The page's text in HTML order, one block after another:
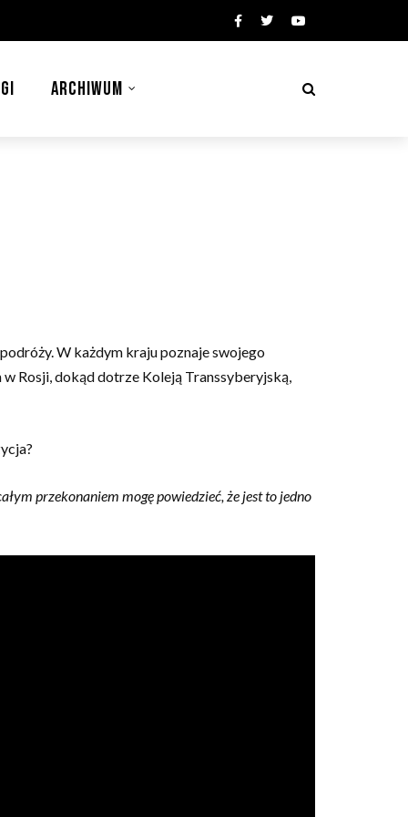
ARCHIWUM
W każdym kraju poznaje swojego
Rosji, dokąd dotrze Koleją Transsyberyjską,
przekonaniem mogę powiedzieć, że jest to jedno